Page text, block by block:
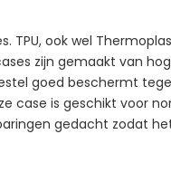
TPU, ook wel
zijn gemaakt van
goed beschermt
case is geschikt voor
gedacht zodat